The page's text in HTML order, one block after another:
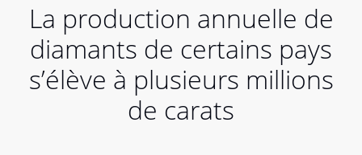
La production annuelle de
diamants de certains pays
s’élève à plusieurs millions
de carats